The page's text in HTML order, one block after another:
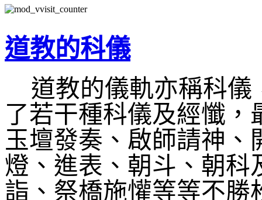
道教的科儀
道教的儀軌亦稱科
了若干種科儀及經懺
玉壇發奏、啟師請神
燈、進表、朝斗、朝科
詣、祭橋施懽等等不勝